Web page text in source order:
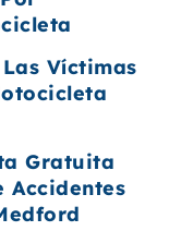
Víctimas
Gratuita
Accidentes